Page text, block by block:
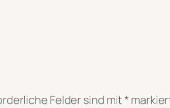
Felder sind mit*